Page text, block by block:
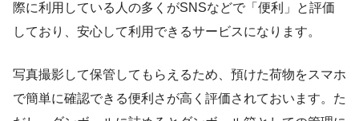
際に利用している人の多くがSNSなどで「便利」と評価
しており、安心して利用できるサービスになります。
写真撮影して保管してもらえるため、預けた荷物をスマホ
で簡単に確認できる便利さが高く評価されておいます。た